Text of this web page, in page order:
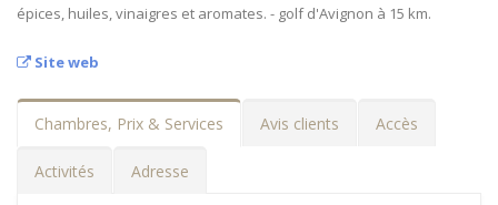
épices, huiles, vinaigres et aromates. - golf d'Avignon à 15 km.
Site web
Chambres, Prix & Services Avis clients Accès
Activités Adresse